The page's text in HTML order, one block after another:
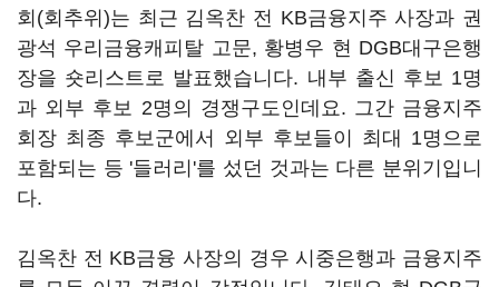
회(회추위)는 최근 김옥찬 전 KB금융지주 사장과 권
광석 우리금융캐피탈 고문, 황병우 현 DGB대구은행
장을 숏리스트로 발표했습니다. 내부 출신 후보 1명
과 외부 후보 2명의 경쟁구도인데요. 그간 금융지주
회장 최종 후보군에서 외부 후보들이 최대 1명으로
포함되는 등 '들러리'를 섰던 것과는 다른 분위기입니
다.
김옥찬 전 KB금융 사장의 경우 시중은행과 금융지주